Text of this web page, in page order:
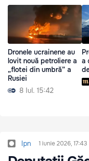
Dronele ucrainene au
lovit nouă petroliere a
„flotei din umbră” a
Rusiei
8 Iul. 15:42
a
Ipn 1 iunie 2026, 17:43